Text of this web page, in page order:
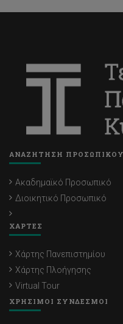
ΑΝΑΖΗΤΗΣΗ ΠΡΟΣΩΠΙΚΟΥ
Ακαδημαϊκό Προσωπικό
Διοικητικό Προσωπικό
ΧΑΡΤΕΣ
Χάρτης Πανεπιστημίου
Χάρτης Πλοήγησης
Virtual Tour
ΧΡΗΣΙΜΟΙ ΣΥΝΔΕΣΜΟΙ